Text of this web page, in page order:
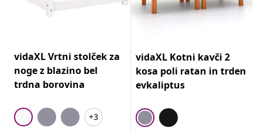
vidaXL Vrtni stolček za
noge z blazino bel
trdna borovina
+3
vidaXL Kotni kavči 2
kosa poli ratan in trden
evkaliptus